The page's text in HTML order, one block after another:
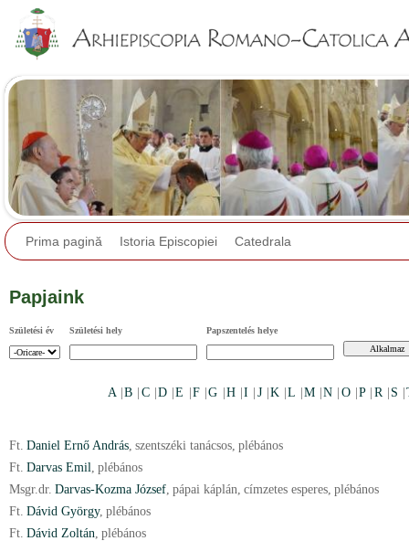
Prima pagină Istoria Episcopiei Catedrala
Papjaink
Születési év Születési hely Papszentelés helye
A |B C |D |E F |G H |I J K |L M |N O |P R S |
Ft. Daniel Ernő András, szentszéki tanácsos, plébános
Ft. Darvas Emil, plébános
Msgr.dr. Darvas-Kozma József, pápai káplán, címzetes esperes, plébános
Ft. Dávid György, plébános
Ft. Dávid Zoltán, plébános